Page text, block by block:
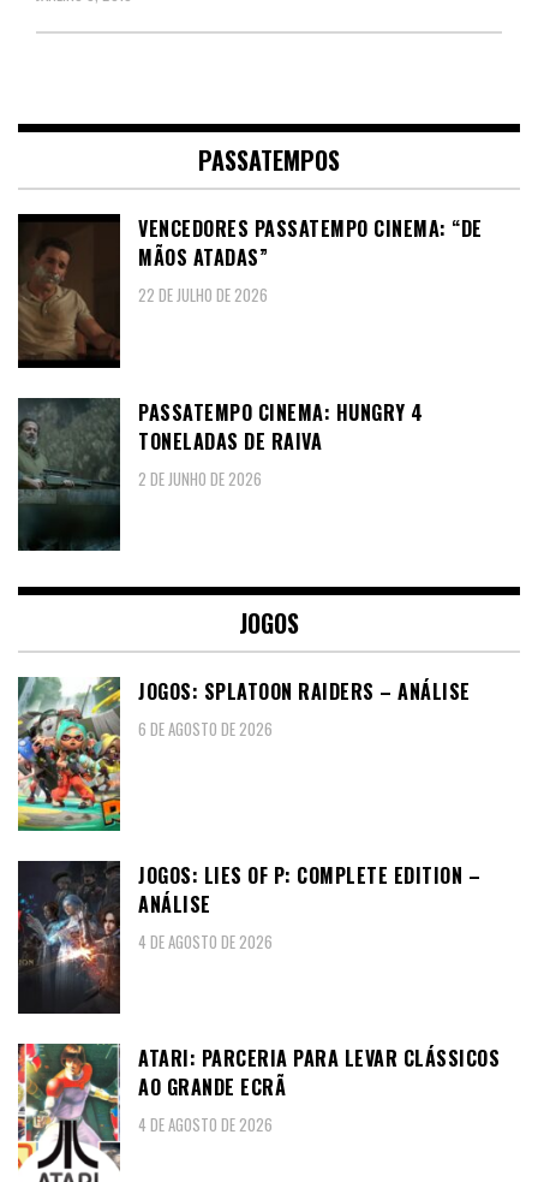
PASSATEMPOS
VENCEDORES PASSATEMPO CINEMA: “DE
MÃOS ATADAS”
22 DE JULHO DE 2026
PASSATEMPO CINEMA: HUNGRY 4
TONELADAS DE RAIVA
2 DE JUNHO DE 2026
JOGOS
JOGOS: SPLATOON RAIDERS – ANÁLISE
6 DE AGOSTO DE 2026
JOGOS: LIES OF P: COMPLETE EDITION –
ANÁLISE
4 DE AGOSTO DE 2026
ATARI: PARCERIA PARA LEVAR CLÁSSICOS
AO GRANDE ECRÃ
4 DE AGOSTO DE 2026